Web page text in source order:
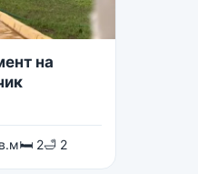
на
🛏 2🛁 2